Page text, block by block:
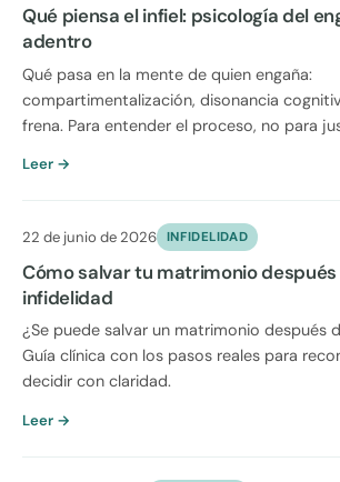
Qué piensa el infiel: psicología del
adentro
Qué pasa en la mente de quien engaña:
compartimentalización, disonancia
frena. Para entender el proceso, no para
Leer →
22 de junio de 2026 INFIDELIDAD
Cómo salvar tu matrimonio después
infidelidad
¿Se puede salvar un matrimonio después
Guía clínica con los pasos reales para
decidir con claridad.
Leer →